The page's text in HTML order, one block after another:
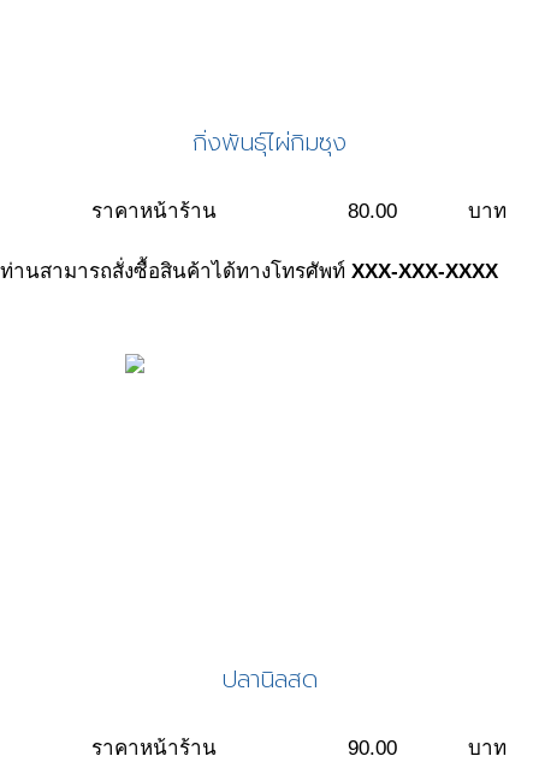
กิ่งพันธุ์ไผ่กิมซุง
ราคาหน้าร้าน 80.00 บาท
ท่านสามารถสั่งซื้อสินค้าได้ทางโทรศัพท์ XXX-XXX-XXXX
ปลานิลสด
ราคาหน้าร้าน 90.00 บาท